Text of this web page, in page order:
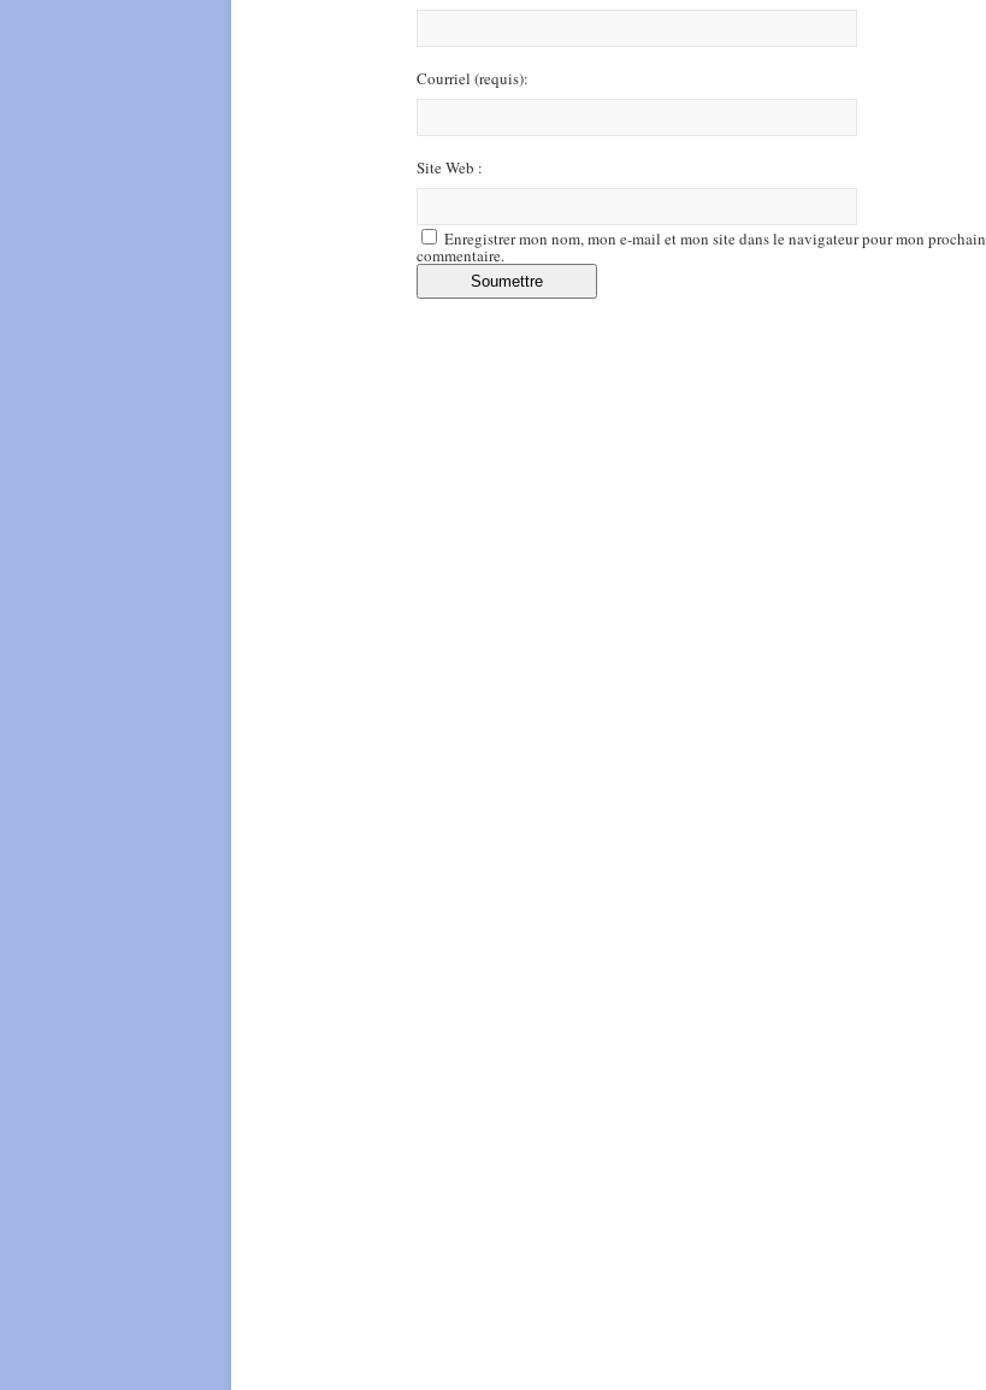
Courriel (requis):
Site Web :
Enregistrer mon nom, mon e-mail et mon site dans le navigateur pour mon prochain
commentaire.